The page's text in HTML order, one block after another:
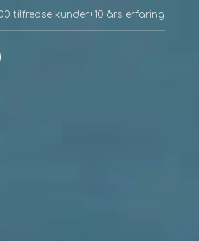
tilfredse kunder+10 års erfaring